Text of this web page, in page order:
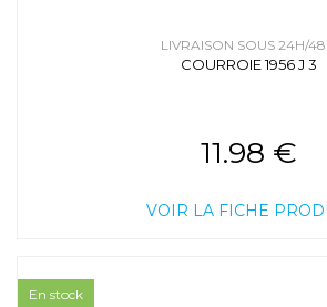
LIVRAISON SOUS 24H/
COURROIE 1956 J 3
11.98 €
VOIR LA FICHE
En stock